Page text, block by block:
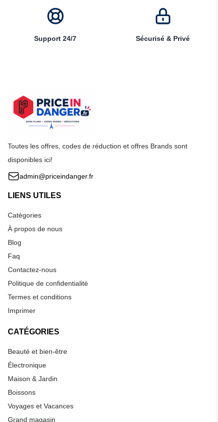
Support 24/7 Sécurisé & Privé
Toutes les offres, codes de réduction et offres Brands sont
disponibles ici!
admin@priceindanger.fr
LIENS UTILES
Catégories
À propos de nous
Blog
Faq
Contactez-nous
Politique de confidentialité
Termes et conditions
Imprimer
CATÉGORIES
Beauté et bien-être
Électronique
Maison & Jardin
Boissons
Voyages et Vacances
Grand magasin